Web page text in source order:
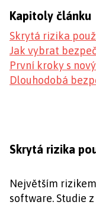
Kapitoly článku
Skrytá rizika
Jak vybrat
První kroky s
Dlouhodobá
Skrytá rizika
Největším
software. Studie